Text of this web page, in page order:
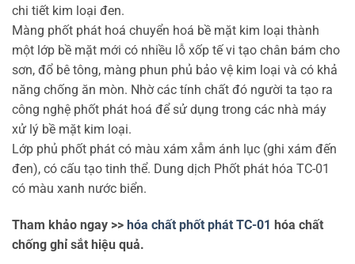
chi tiết kim loại đen.
Màng phốt phát hoá chuyển hoá bề mặt kim loại thành
một lớp bề mặt mới có nhiều lỗ xốp tế vi tạo chân bám cho
sơn, đổ bê tông, màng phun phủ bảo vệ kim loại và có khả
năng chống ăn mòn. Nhờ các tính chất đó người ta tạo ra
công nghệ phốt phát hoá để sử dụng trong các nhà máy
xử lý bề mặt kim loại.
Lớp phủ phốt phát có màu xám xẫm ánh lục (ghi xám đến
đen), có cấu tạo tinh thể. Dung dịch Phốt phát hóa TC-01
có màu xanh nước biển.
Tham khảo ngay >> hóa chất phốt phát TC-01 hóa chất
chống ghỉ sắt hiệu quả.